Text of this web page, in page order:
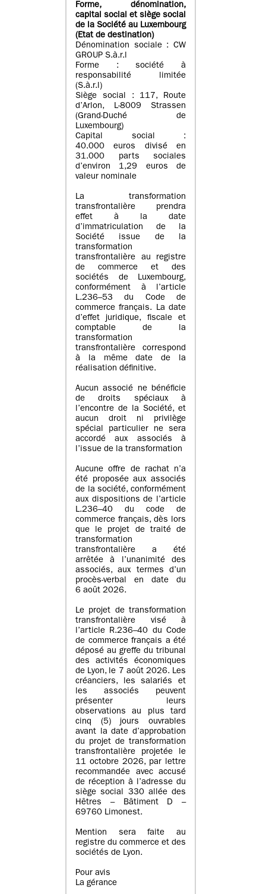
Forme, dénomination,
capital social et siège social
de la Société au Luxembourg
(Etat de destination)
Dénomination sociale : CW
GROUP S.à.r.l
Forme : société à
responsabilité limitée
(S.à.r.l)
Siège social : 117, Route
d’Arlon, L-8009 Strassen
(Grand-Duché de
Luxembourg)
Capital social :
40.000 euros divisé en
31.000 parts sociales
d’environ 1,29 euros de
valeur nominale
La transformation
transfrontalière prendra
effet à la date
d’immatriculation de la
Société issue de la
transformation
transfrontalière au registre
de commerce et des
sociétés de Luxembourg,
conformément à l’article
L.236–53 du Code de
commerce français. La date
d’effet juridique, fiscale et
comptable de la
transformation
transfrontalière correspond
à la même date de la
réalisation définitive.
Aucun associé ne bénéficie
de droits spéciaux à
l’encontre de la Société, et
aucun droit ni privilège
spécial particulier ne sera
accordé aux associés à
l’issue de la transformation
Aucune offre de rachat n’a
été proposée aux associés
de la société, conformément
aux dispositions de l’article
L.236–40 du code de
commerce français, dès lors
que le projet de traité de
transformation
transfrontalière a été
arrêtée à l’unanimité des
associés, aux termes d’un
procès-verbal en date du
6 août 2026.
Le projet de transformation
transfrontalière visé à
l’article R.236–40 du Code
de commerce français a été
déposé au greffe du tribunal
des activités économiques
de Lyon, le 7 août 2026. Les
créanciers, les salariés et
les associés peuvent
présenter leurs
observations au plus tard
cinq (5) jours ouvrables
avant la date d’approbation
du projet de transformation
transfrontalière projetée le
11 octobre 2026, par lettre
recommandée avec accusé
de réception à l’adresse du
siège social 330 allée des
Hêtres – Bâtiment D –
69760 Limonest.
Mention sera faite au
registre du commerce et des
sociétés de Lyon.
Pour avis
La gérance